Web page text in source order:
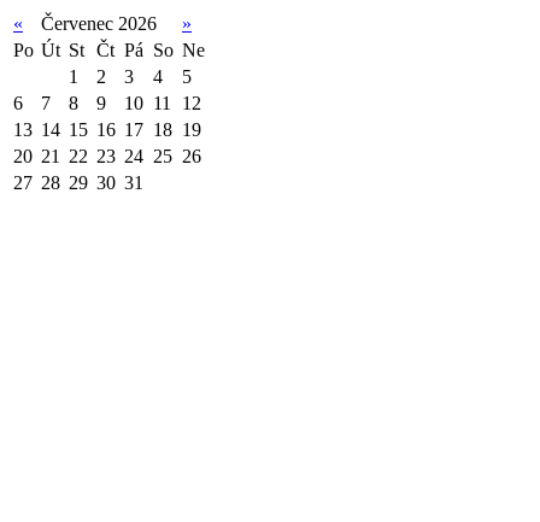
« Červenec 2026
»
Po Út St Čt Pá So Ne
1
2 3 4
5
6
7 8 9 10 11
12
13 14 15 16 17 18 19
20 21 22 23 24 25 26
27 28 29 30 31